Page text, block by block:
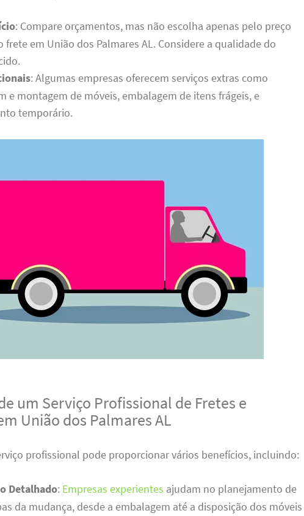
: Compare orçamentos, mas não escolha apenas pelo preço
frete em União dos Palmares AL. Considere a qualidade do
: Algumas empresas oferecem serviços extras como
e montagem de móveis, embalagem de itens frágeis, e
temporário.
um Serviço Profissional de Fretes e
União dos Palmares AL
profissional pode proporcionar vários benefícios, incluindo:
Detalhado: Empresas experientes ajudam no planejamento de
da mudança, desde a embalagem até a disposição dos móveis